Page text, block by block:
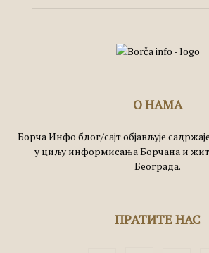
О НАМА
Борча Инфо блог/сајт објављује
у циљу информисања Борчана и
Београда.
ПРАТИТЕ НАС